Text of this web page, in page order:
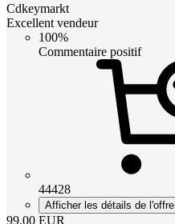
Cdkeymarkt
Excellent vendeur
100%
Commentaire positif
44428
Afficher les détails de l'offre
99.00 EUR